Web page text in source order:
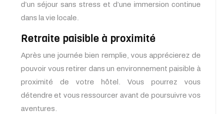
d’un séjour sans stress et d’une immersion continue
dans la vie locale.
Retraite paisible à proximité
Après une journée bien remplie, vous apprécierez de
pouvoir vous retirer dans un environnement paisible à
proximité de votre hôtel. Vous pourrez vous
détendre et vous ressourcer avant de poursuivre vos
aventures.